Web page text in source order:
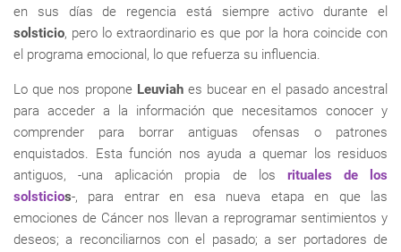
en sus días de regencia está siempre activo durante el
solsticio, pero lo extraordinario es que por la hora coincide con
el programa emocional, lo que refuerza su influencia.
Lo que nos propone Leuviahes bucear en el pasado ancestral
para acceder a la información que necesitamos conocer y
comprender para borrar antiguas ofensas o patrones
enquistados. Esta función nos ayuda a quemar los residuos
antiguos, -una aplicación propia de los rituales de los
solsticios-, para entrar en esa nueva etapa en que las
emociones de Cáncer nos llevan a reprogramar sentimientos y
deseos; a reconciliarnos con el pasado; a ser portadores de